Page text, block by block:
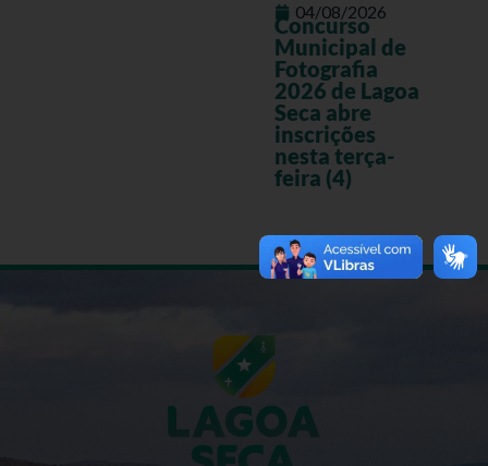
04/08/2026
Concurso
Municipal de
Fotografia
2026 de Lagoa
Seca abre
inscrições
nesta terça-
feira (4)